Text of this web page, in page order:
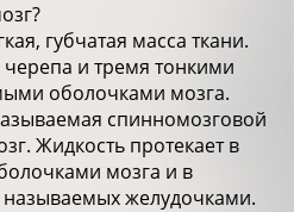
губчатая масса ткани.
и тремя тонкими
оболочками мозга.
спинномозговой
Жидкость протекает в
мозга и в
называемых желудочками.